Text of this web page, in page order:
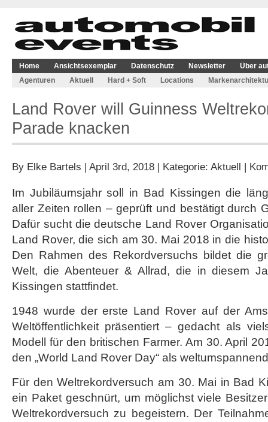
Home Ansichtsexemplar Datenschutz Newsletter
Über
Agenturen
Aktuell Hard + Soft Locations
Land Rover will Guinness
Parade knacken
By Elke Bartels | April 3rd, 2018 | Kategorie: Aktuell |
Im Jubiläumsjahr soll in Bad Kissingen die
aller Zeiten rollen – geprüft und bestätigt durch
Dafür sucht die deutsche Land Rover
Land Rover, die sich am 30. Mai 2018 in die
Den Rahmen des Rekordversuchs bildet die
Welt, die Abenteuer & Allrad, die in diesem
Kissingen stattfindet.
1948 wurde der erste Land Rover auf der
Weltöffentlichkeit präsentiert – gedacht als
Modell für den britischen Farmer. Am 30. April
den „World Land Rover Day“ als
Für den Weltrekordversuch am 30. Mai in Bad
ein Paket geschnürt, um möglichst viele
Weltrekordversuch zu begeistern. Der